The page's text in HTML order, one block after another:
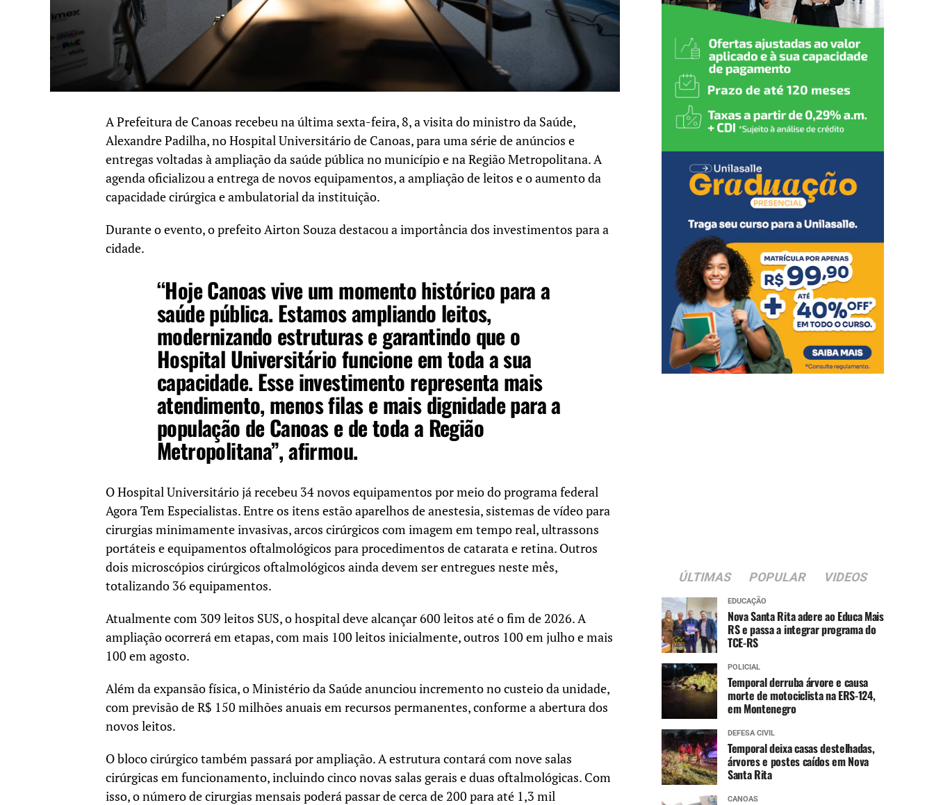
A Prefeitura de Canoas recebeu na última sexta-feira, 8, a visita do ministro da Saúde,
Alexandre Padilha, noHospital Universitário de Canoas, para uma série de anúncios e
entregas voltadas à ampliação da saúde pública no município e na Região Metropolitana. A
agenda oficializou a entrega de novos equipamentos, a ampliação de leitos e o aumento da
capacidade cirúrgica e ambulatorial da instituição.
Durante o evento, o prefeitoAirton Souzadestacou a importância dos investimentos para a
cidade.
“Hoje Canoas vive um momento histórico para a
saúde pública. Estamos ampliando leitos,
modernizando estruturas e garantindo que o
Hospital Universitário funcione em toda a sua
capacidade. Esse investimento representa mais
atendimento, menos filas e mais dignidade para a
população de Canoas e de toda a Região
Metropolitana”, afirmou.
O Hospital Universitário já recebeu 34 novos equipamentos por meio do programa federal
Agora Tem Especialistas. Entre os itens estão aparelhos de anestesia, sistemas de vídeo para
cirurgias minimamente invasivas, arcos cirúrgicos com imagem em tempo real, ultrassons
portáteis e equipamentos oftalmológicos para procedimentos de catarata e retina. Outros
dois microscópios cirúrgicos oftalmológicos ainda devem ser entregues neste mês,
totalizando 36 equipamentos.
Atualmente com 309 leitos SUS, o hospital deve alcançar 600 leitos até o fim de 2026. A
ampliação ocorrerá em etapas, com mais 100 leitos inicialmente, outros 100 em julho e mais
100 em agosto.
Além da expansão física, o Ministério da Saúde anunciou incremento no custeio da unidade,
com previsão de R$ 150 milhões anuais em recursos permanentes, conforme a abertura dos
novos leitos.
O bloco cirúrgico também passará por ampliação. A estrutura contará com nove salas
cirúrgicas em funcionamento, incluindo cinco novas salas gerais e duas oftalmológicas. Com
isso, o número de cirurgias mensais poderá passar de cerca de 200 para até 1,3 mil
ÚLTIMAS POPULAR VIDEOS
EDUCAÇÃO
Nova Santa Rita adere ao Educa Mais
RS e passa a integrar programa do
TCE-RS
POLICIAL
Temporal derruba árvore e causa
morte de motociclista na ERS-124,
em Montenegro
DEFESA CIVIL
Temporal deixa casas destelhadas,
árvores e postes caídos em Nova
Santa Rita
CANOAS